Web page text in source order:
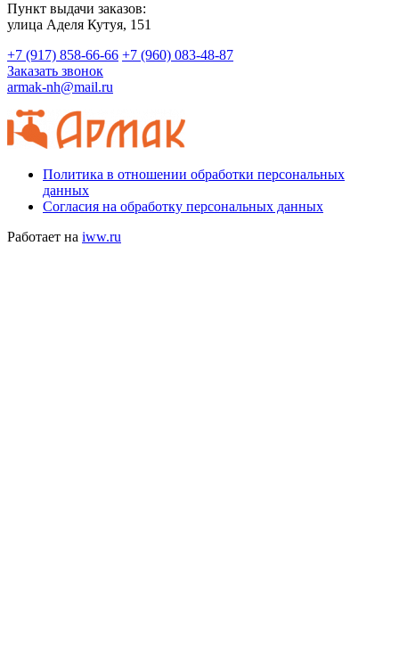
Пункт выдачи заказов:
​улица Аделя Кутуя, 151
+7 (917) 858-66-66 +7 (960) 083-48-87
Заказать звонок
armak-nh@mail.ru
Политика в отношении обработки персональных
данных
Согласия на обработку персональных данных
Работает на iww.ru